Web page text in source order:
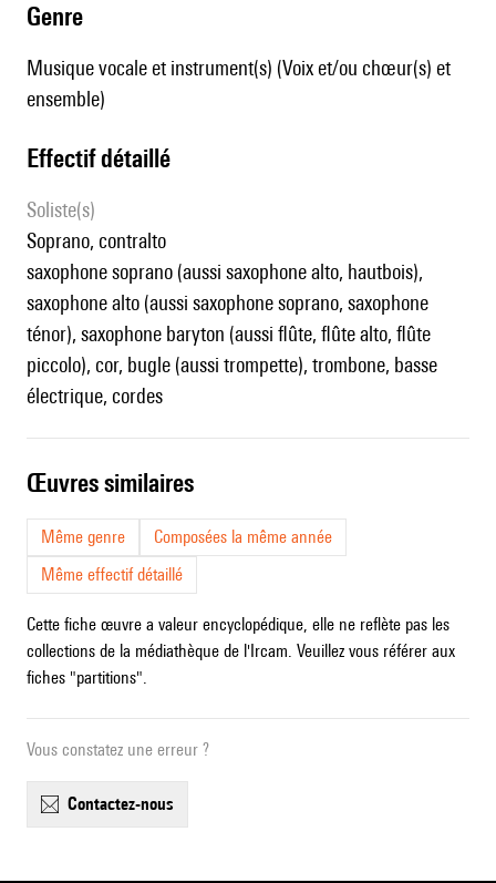
genre
Musique vocale et instrument(s) (Voix et/ou chœur(s) et
ensemble)
effectif détaillé
Soliste(s)
soprano, contralto
saxophone soprano (aussi saxophone alto, hautbois),
saxophone alto (aussi saxophone soprano, saxophone
ténor), saxophone baryton (aussi flûte, flûte alto, flûte
piccolo), cor, bugle (aussi trompette), trombone, basse
électrique, cordes
œuvres similaires
Même genre
Composées la même année
Même effectif détaillé
Cette fiche œuvre a valeur encyclopédique, elle ne reflète pas les
collections de la médiathèque de l'Ircam. Veuillez vous référer aux
fiches "partitions".
Vous constatez une erreur ?
contactez-nous